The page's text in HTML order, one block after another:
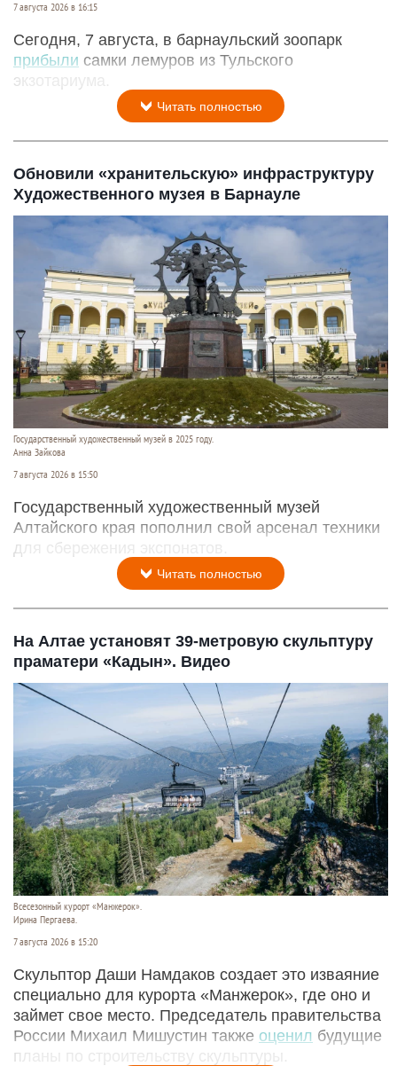
7 августа 2026 в 16:15
Сегодня, 7 августа, в барнаульский зоопарк
прибыли самки лемуров из Тульского
экзотариума.
Читать полностью
Обновили «хранительскую» инфраструктуру
Художественного музея в Барнауле
Государственный художественный музей в 2025 году.
Анна Зайкова
7 августа 2026 в 15:50
Государственный художественный музей
Алтайского края пополнил свой арсенал техники
для сбережения экспонатов.
Читать полностью
На Алтае установят 39-метровую скульптуру
праматери «Кадын». Видео
Всесезонный курорт «Манжерок».
Ирина Пергаева.
7 августа 2026 в 15:20
Скульптор Даши Намдаков создает это изваяние
специально для курорта «Манжерок», где оно и
займет свое место. Председатель правительства
России Михаил Мишустин также оценил будущие
планы по строительству скульптуры.